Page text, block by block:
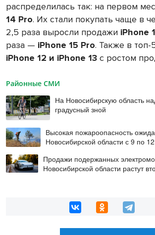
распределилась так: на первом
14 Pro. Их стали покупать чаще в
2,5 раза выросли продажи iPhone
раза — iPhone 15 Pro. Также в топ-
iPhone 12 и iPhone 13 с ростом
Районные СМИ
На Новосибирскую область
градусный зной
Высокая пожароопасность
Новосибирской области с 9 по 12
Продажи подержанных
Новосибирской области растут